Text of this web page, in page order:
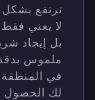
ترتفع بشكل
لا يعني
بل إيجاد
ملموس بدقة
في المنطقة
لك الحصول